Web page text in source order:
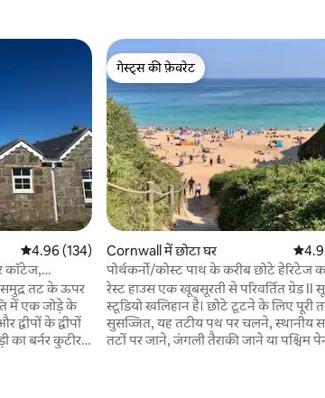
औसत रेटिंग 5 में से 4.96, 134 समीक्षाएँ
4.96 (134)
कॉटेज,
तट के ऊपर
में एक जोड़े के
के द्वीपों
बर्नर कुटीर
गेस्ट्स की फ़ेवरेट
गेस्ट्स की फ़ेवरेट
Cornwall में छोटा घर औसत
पोर्थकर्नो/कोस्ट पाथ के करीब छोटे हेरिटेज
रेस्ट हाउस एक खूबसूरती से परिवर्तित ग्रेड II
स्टूडियो खलिहान है। छोटे टूटने के लिए पूरी
सुसज्जित, यह तटीय पथ पर चलने, स्थानीय
तटों पर जाने, जंगली तैराकी जाने या पश्चिम